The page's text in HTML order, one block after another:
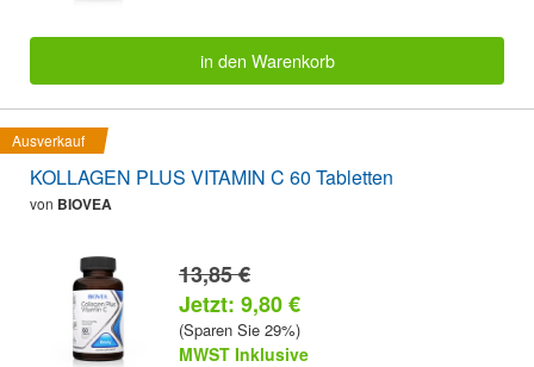
in den Warenkorb
Ausverkauf
KOLLAGEN PLUS VITAMIN C 60 Tabletten
von BIOVEA
13,85 €
Jetzt: 9,80 €
(Sparen Sie 29%)
MWST Inklusive